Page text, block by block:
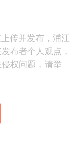
传并发布，浦江
布者个人观点，
权问题，请举